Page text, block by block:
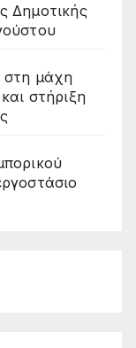
Δημοτικής
στη μάχη
στήριξη